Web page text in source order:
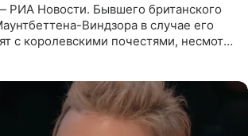
Новости. Бывшего британского
Виндзора в случае его
с королевскими почестями, несмотря